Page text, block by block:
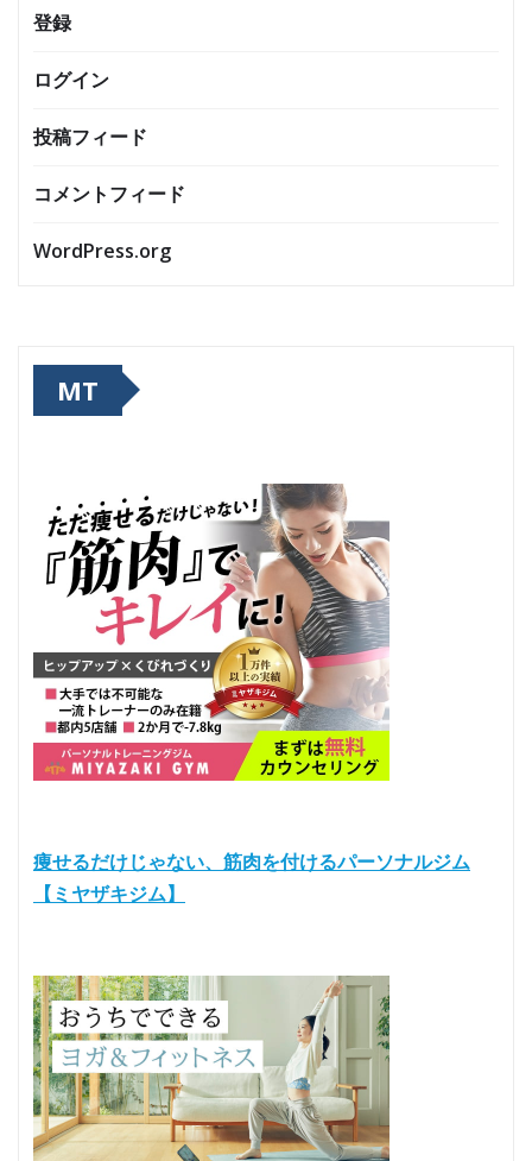
登録
ログイン
投稿フィード
コメントフィード
WordPress.org
MT
痩せるだけじゃない、筋肉を付けるパーソナルジム
【ミヤザキジム】